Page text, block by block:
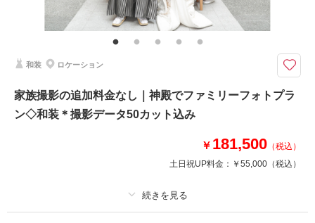
ヘアメイク撮影同行
憧れのチャペルで想い出の一枚！クチュールナオコだから叶う上質なドレス
気品あふれる迎賓館や、天井が高く美しいステンドグラスを誇る大聖堂での
撮影はフォトジェニックな一枚になること間違いなし♪
洋装各１着、ヘアメイク、アルバム（２０ページ３０カット）、撮影データ
（データ修正有）、会場使用料、造花ブーケ込みのスペシャルプラン。
このプランで撮影可能な撮影レポート
撮影日： 2023年5月3日
和装 ロケーション
家族撮影の追加料金なし｜神殿でファミリーフォトプラ
ン◇和装＊撮影データ50カット込み
￥ 181,500 （税込）
土日祝UP料金： ￥55,000 （税込）